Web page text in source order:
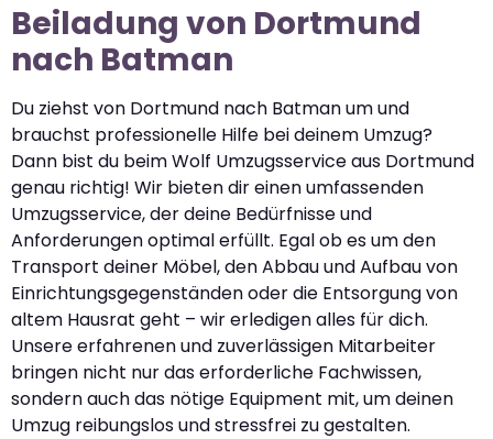
Beiladung von Dortmund
nach Batman
Du ziehst von Dortmund nach Batman um und
brauchst professionelle Hilfe bei deinem Umzug?
Dann bist du beim Wolf Umzugsservice aus Dortmund
genau richtig! Wir bieten dir einen umfassenden
Umzugsservice, der deine Bedürfnisse und
Anforderungen optimal erfüllt. Egal ob es um den
Transport deiner Möbel, den Abbau und Aufbau von
Einrichtungsgegenständen oder die Entsorgung von
altem Hausrat geht – wir erledigen alles für dich.
Unsere erfahrenen und zuverlässigen Mitarbeiter
bringen nicht nur das erforderliche Fachwissen,
sondern auch das nötige Equipment mit, um deinen
Umzug reibungslos und stressfrei zu gestalten.